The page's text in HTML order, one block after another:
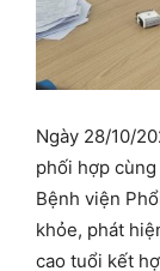
Ngày 28/10/
phối hợp
Bệnh viện
khỏe, phát
cao tuổi kết